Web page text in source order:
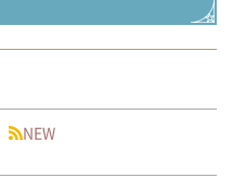
NEW